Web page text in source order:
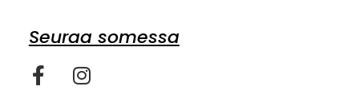
Seuraa somessa